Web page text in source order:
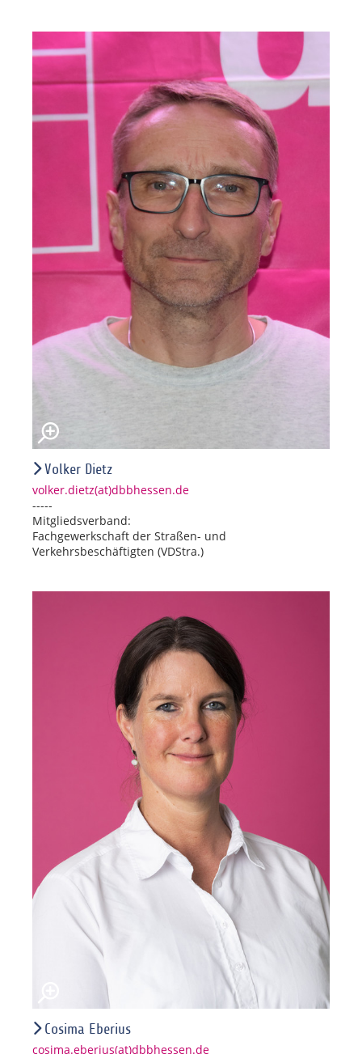
Volker Dietz
volker.dietz(at)dbbhessen.de
-----
Mitgliedsverband:
Fachgewerkschaft der Straßen- und
Verkehrsbeschäftigten (VDStra.)
Cosima Eberius
cosima.eberius(at)dbbhessen.de